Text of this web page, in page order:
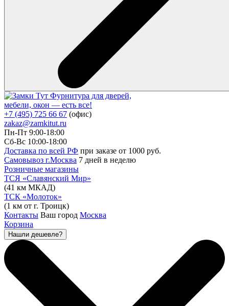
Фурнитура для дверей,
мебели, окон — есть все!
+7 (495) 725 66 67 (офис)
zakaz@zamkitut.ru
Пн-Пт 9:00-18:00
Сб-Вс 10:00-18:00
Доставка по всей РФ при заказе от 1000 руб.
Самовывоз г.Москва 7 дней в неделю
Розничные магазины
ТСЯ «Славянский Мир»
(41 км МКАД)
ТСК «Молоток»
(1 км от г. Троицк)
Контакты Ваш город Москва
Корзина
Нашли дешевле?